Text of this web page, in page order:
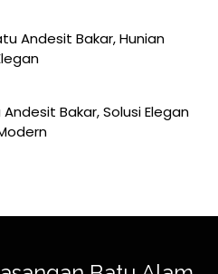
Andesit Bakar, Hunian
Bakar, Solusi Elegan